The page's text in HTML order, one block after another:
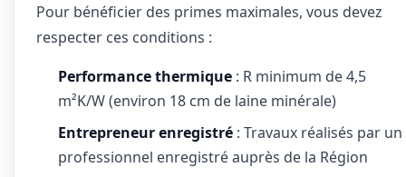
Pour bénéficier des primes maximales, vous devez
respecter ces conditions :
Performance thermique : R minimum de 4,5
m²K/W (environ 18 cm de laine minérale)
Entrepreneur enregistré : Travaux réalisés par un
professionnel enregistré auprès de la Région